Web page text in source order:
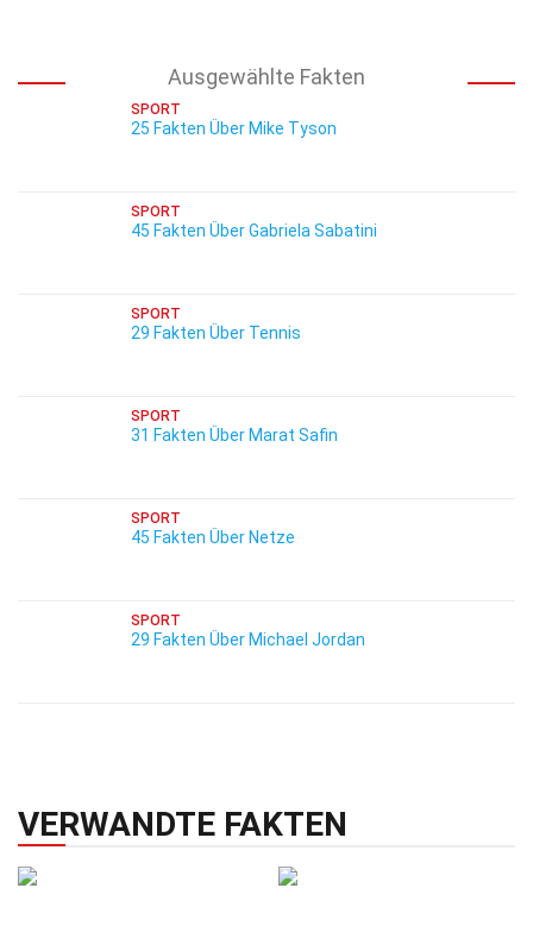
Ausgewählte Fakten
SPORT
25 Fakten Über Mike Tyson
SPORT
45 Fakten Über Gabriela Sabatini
SPORT
29 Fakten Über Tennis
SPORT
31 Fakten Über Marat Safin
SPORT
45 Fakten Über Netze
SPORT
29 Fakten Über Michael Jordan
VERWANDTE FAKTEN